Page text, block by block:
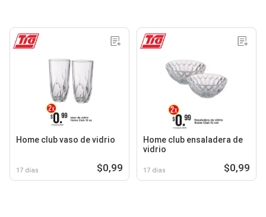
Home club vaso de vidrio
17 días $0,99
Home club ensaladera de
vidrio
17 días $0,99